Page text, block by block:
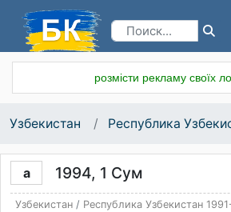
розмісти рекламу своїх
Узбекистан Республика
a 1994, 1 Сум
Узбекистан/ Республика Узбекистан